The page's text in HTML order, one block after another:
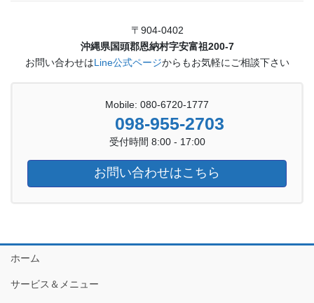
〒904-0402
沖縄県国頭郡恩納村字安富祖200-7
お問い合わせはLine公式ページからもお気軽にご相談下さい
Mobile: 080-6720-1777
098-955-2703
受付時間 8:00 - 17:00
お問い合わせはこちら
ホーム
サービス＆メニュー